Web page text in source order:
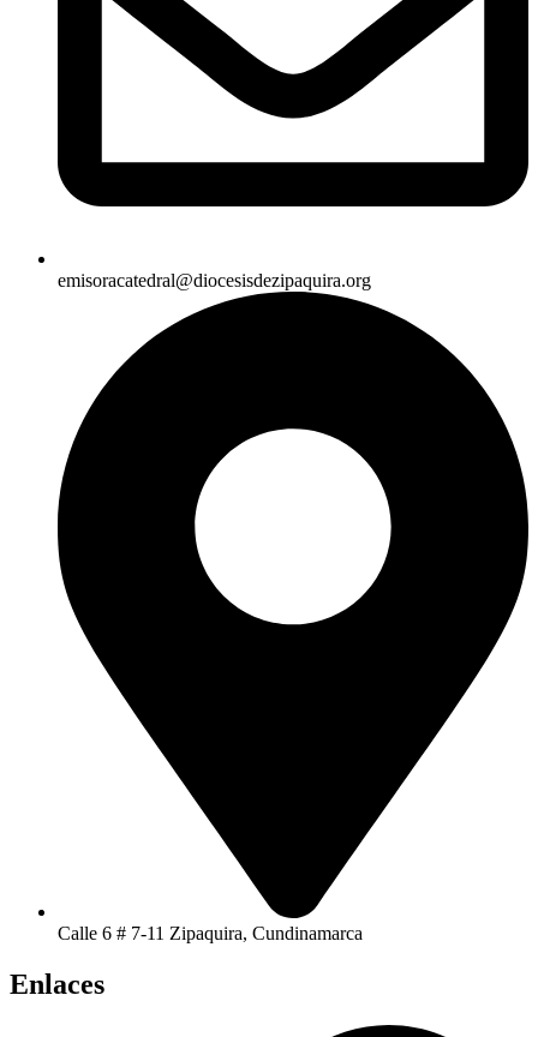
emisoracatedral@diocesisdezipaquira.org
Calle 6 # 7-11 Zipaquira, Cundinamarca
Enlaces